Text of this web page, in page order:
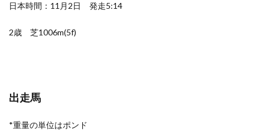
日本時間：11月2日 発走5:14
2歳 芝1006m(5f)
出走馬
*重量の単位はポンド